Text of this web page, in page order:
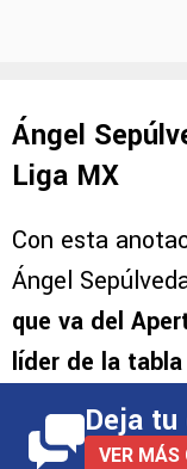
Ángel
Liga MX
Con esta
Ángel
que va del
líder de la
Deja tu
VER MÁS